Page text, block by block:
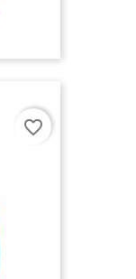
favorite_border